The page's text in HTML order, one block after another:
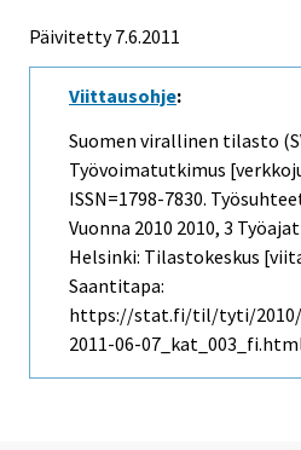
Päivitetty 7.6.2011
Viittausohje:
Suomen virallinen tilasto
Työvoimatutkimus
ISSN=1798-7830.
Vuonna 2010 2010, 3
Helsinki: Tilastokeskus
Saantitapa:
https://stat.fi/til/tyti/2010/
2011-06-